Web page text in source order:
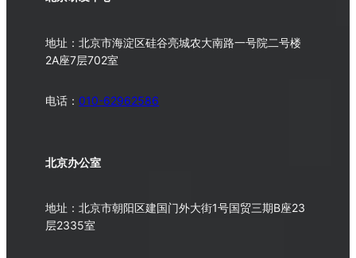
地址：北京市海淀区硅谷亮城农大南路一号院二号楼
2A座7层702室
电话：010-62962586
北京办公室
地址：北京市朝阳区建国门外大街1号国贸三期B座23
层2335室